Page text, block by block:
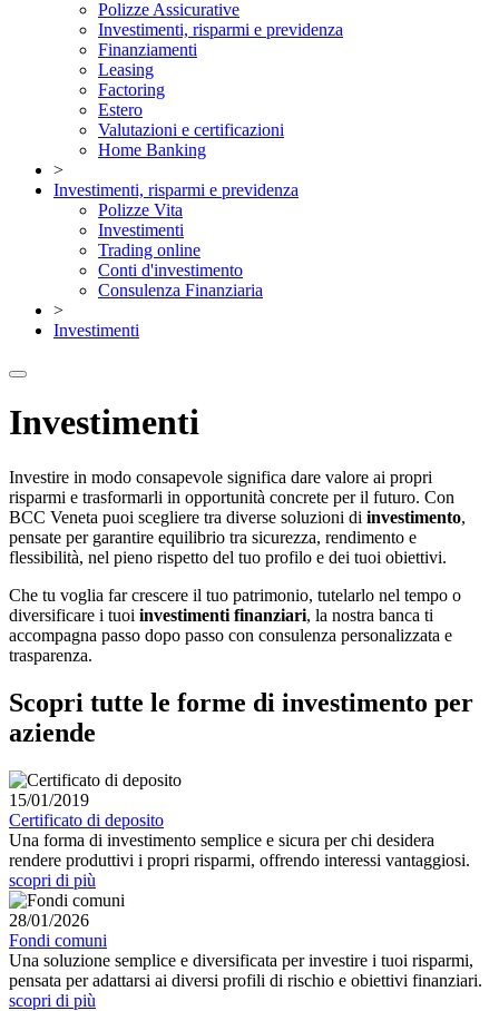
Polizze Assicurative
Investimenti, risparmi e previdenza
Finanziamenti
Leasing
Factoring
Estero
Valutazioni e certificazioni
Home Banking
>
Investimenti, risparmi e previdenza
Polizze Vita
Investimenti
Trading online
Conti d'investimento
Consulenza Finanziaria
>
Investimenti
Investimenti
Investire in modo consapevole significa dare valore ai propri
risparmi e trasformarli in opportunità concrete per il futuro. Con
BCC Veneta puoi scegliere tra diverse soluzioni di investimento,
pensate per garantire equilibrio tra sicurezza, rendimento e
flessibilità, nel pieno rispetto del tuo profilo e dei tuoi obiettivi.
Che tu voglia far crescere il tuo patrimonio, tutelarlo nel tempo o
diversificare i tuoi investimenti finanziari, la nostra banca ti
accompagna passo dopo passo con consulenza personalizzata e
trasparenza.
Scopri tutte le forme di investimento per
aziende
15/01/2019
Certificato di deposito
Una forma di investimento semplice e sicura per chi desidera
rendere produttivi i propri risparmi, offrendo interessi vantaggiosi.
scopri di più
28/01/2026
Fondi comuni
Una soluzione semplice e diversificata per investire i tuoi risparmi,
pensata per adattarsi ai diversi profili di rischio e obiettivi finanziari.
scopri di più